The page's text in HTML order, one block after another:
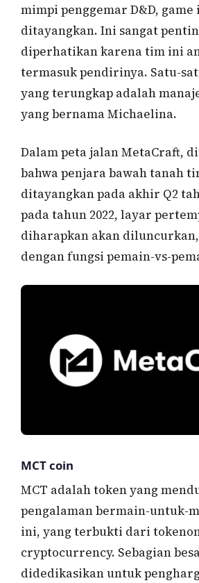
mimpi penggemar D&D,
ditayangkan. Ini sangat
diperhatikan karena tim ini
termasuk pendirinya. Satu-
yang terungkap adalah
yang bernama Michaelina.
Dalam peta jalan MetaCraft,
bahwa penjara bawah tanah
ditayangkan pada akhir Q2
pada tahun 2022, layar
diharapkan akan
dengan fungsi pemain-vs-
MCT coin
MCT adalah token yang
pengalaman bermain-untuk-
ini, yang terbukti dari
cryptocurrency. Sebagian
didedikasikan untuk